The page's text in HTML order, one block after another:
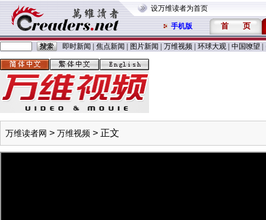
设万维读者为首页
手机版 首 页
即时新闻 焦点新闻 图片新闻 万维视频 环球大观 中国嘹望
万维读者网 > 万维视频 > 正文